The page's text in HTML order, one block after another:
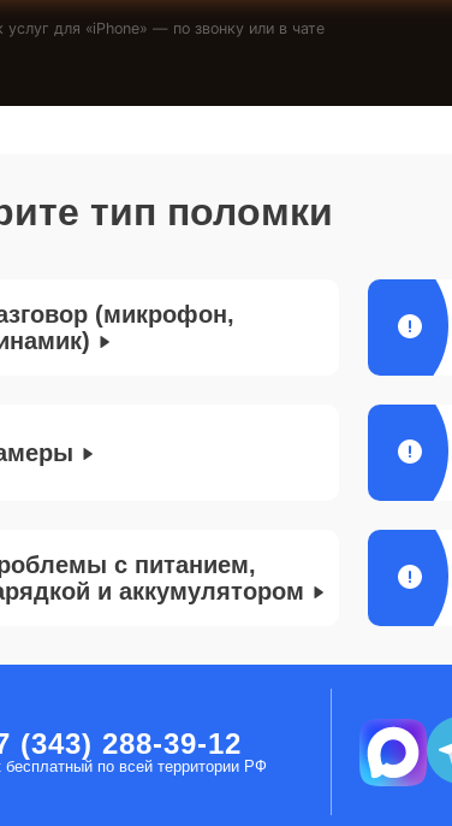
услуг для «iPhone» — по звонку или в чате
тип поломки
(микрофон,
с питанием,
и аккумулятором
(343) 288-39-12
бесплатный по всей территории РФ